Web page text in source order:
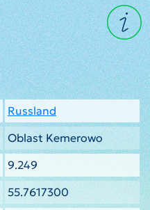
Russland
Oblast Kemerowo
9.249
55.7617300